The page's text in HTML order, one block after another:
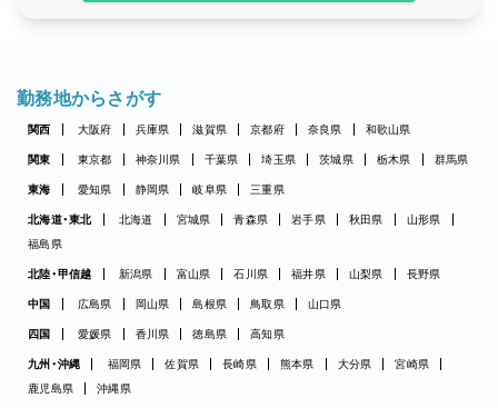
勤務地からさがす
関西 大阪府 兵庫県 滋賀県 京都府 奈良県 和歌山県
関東 東京都 神奈川県 千葉県 埼玉県 茨城県 栃木県 群馬県
東海 愛知県 静岡県 岐阜県 三重県
北海道・東北 北海道 宮城県 青森県 岩手県 秋田県
山形県
福島県
北陸・甲信越 新潟県 富山県 石川県 福井県 山梨県 長野県
中国 広島県 岡山県 島根県 鳥取県 山口県
四国 愛媛県 香川県 徳島県 高知県
九州・沖縄 福岡県 佐賀県 長崎県 熊本県 大分県
宮崎県
鹿児島県
沖縄県